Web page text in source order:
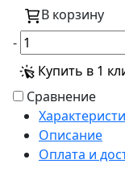
В корзину
-
Купить в 1
Сравнение
Описание
Оплата и